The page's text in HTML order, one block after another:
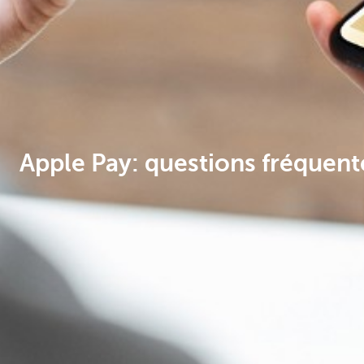
Apple Pay: questions